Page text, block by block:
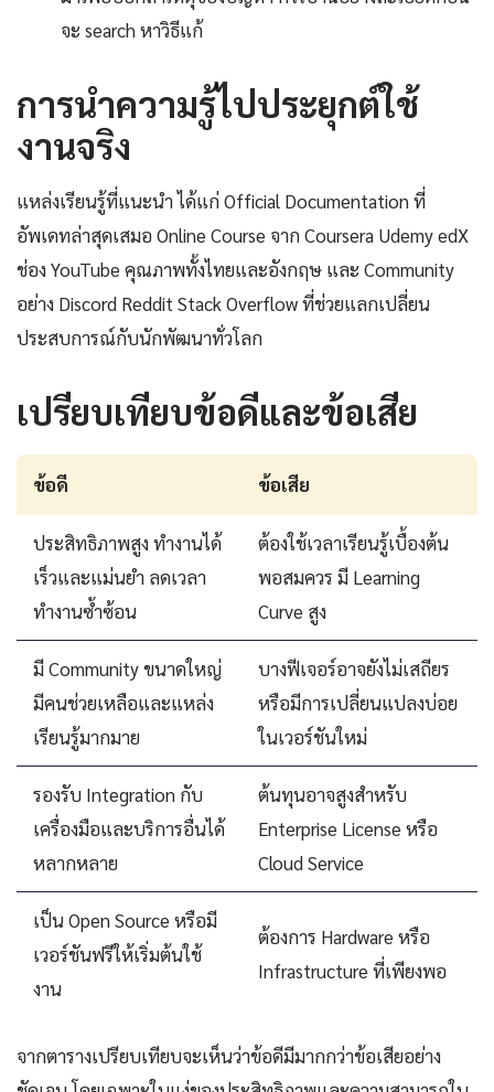
จะ search หาวิธีแก้
การนำความรู้ไปประยุกต์ใช้
งานจริง
แหล่งเรียนรู้ที่แนะนำ ได้แก่ Official Documentation ที่
อัพเดทล่าสุดเสมอ Online Course จาก Coursera Udemy edX
ช่อง YouTube คุณภาพทั้งไทยและอังกฤษ และ Community
อย่าง Discord Reddit Stack Overflow ที่ช่วยแลกเปลี่ยน
ประสบการณ์กับนักพัฒนาทั่วโลก
เปรียบเทียบข้อดีและข้อเสีย
ข้อดี ข้อเสีย
ประสิทธิภาพสูง ทำงานได้
เร็วและแม่นยำ ลดเวลา
ทำงานซ้ำซ้อน
ต้องใช้เวลาเรียนรู้เบื้องต้น
พอสมควร มี Learning
Curve สูง
มี Community ขนาดใหญ่
มีคนช่วยเหลือและแหล่ง
เรียนรู้มากมาย
บางฟีเจอร์อาจยังไม่เสถียร
หรือมีการเปลี่ยนแปลงบ่อย
ในเวอร์ชันใหม่
รองรับ Integration กับ
เครื่องมือและบริการอื่นได้
หลากหลาย
ต้นทุนอาจสูงสำหรับ
Enterprise License หรือ
Cloud Service
เป็น Open Source หรือมี
เวอร์ชันฟรีให้เริ่มต้นใช้
งาน
ต้องการ Hardware หรือ
Infrastructure ที่เพียงพอ
จากตารางเปรียบเทียบจะเห็นว่าข้อดีมีมากกว่าข้อเสียอย่าง